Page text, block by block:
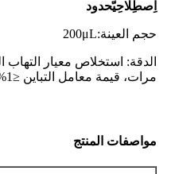
اِصطِلاحِيّحدود
حجم العينة: 200μL
مرات، قيمة معامل التباين ≤1%
مواصفات المنتج